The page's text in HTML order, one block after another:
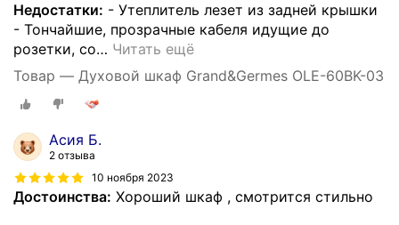
Недостатки: - Утеплитель лезет из задней крышки
- Тончайшие, прозрачные кабеля идущие до
розетки, со… Читать ещё
Товар — Духовой шкаф Grand&Germes OLE-60BK-03
Асия Б.
2 отзыва
10 ноября 2023
Достоинства: Хороший шкаф , смотрится стильно